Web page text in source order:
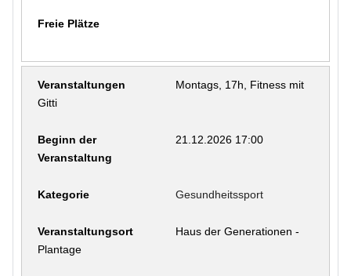
Montags, 17h, Fitness mit
Gitti
21.12.2026 17:00
Gesundheitssport
Haus der Generationen -
Plantage